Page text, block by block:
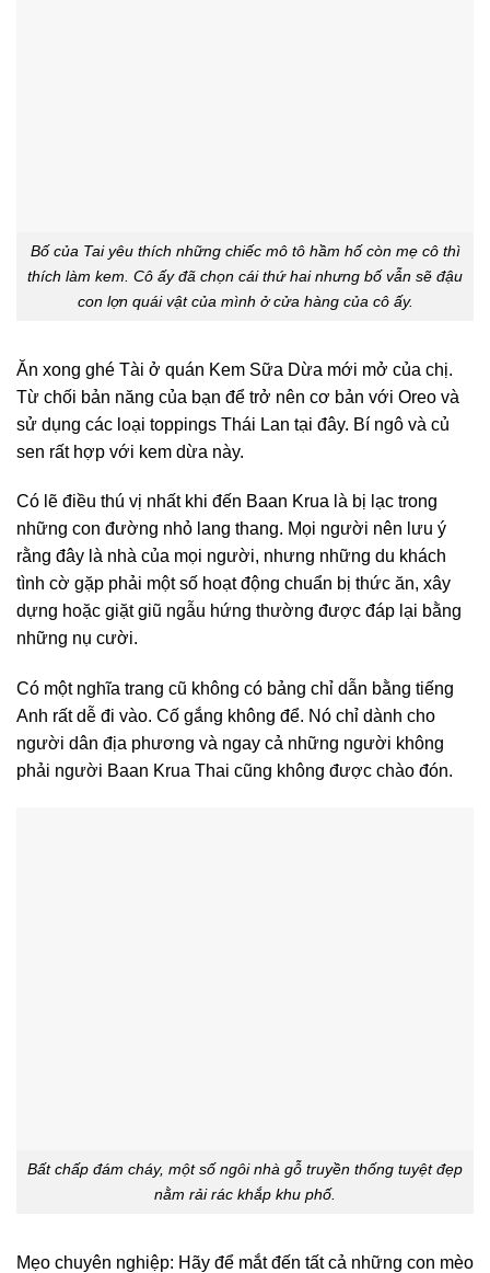
Bố của Tai yêu thích những chiếc mô tô hầm hố còn mẹ cô thì
thích làm kem. Cô ấy đã chọn cái thứ hai nhưng bố vẫn sẽ đậu
con lợn quái vật của mình ở cửa hàng của cô ấy.
Ăn xong ghé Tài ở quán Kem Sữa Dừa mới mở của chị.
Từ chối bản năng của bạn để trở nên cơ bản với Oreo và
sử dụng các loại toppings Thái Lan tại đây. Bí ngô và củ
sen rất hợp với kem dừa này.
Có lẽ điều thú vị nhất khi đến Baan Krua là bị lạc trong
những con đường nhỏ lang thang. Mọi người nên lưu ý
rằng đây là nhà của mọi người, nhưng những du khách
tình cờ gặp phải một số hoạt động chuẩn bị thức ăn, xây
dựng hoặc giặt giũ ngẫu hứng thường được đáp lại bằng
những nụ cười.
Có một nghĩa trang cũ không có bảng chỉ dẫn bằng tiếng
Anh rất dễ đi vào. Cố gắng không để. Nó chỉ dành cho
người dân địa phương và ngay cả những người không
phải người Baan Krua Thai cũng không được chào đón.
Bất chấp đám cháy, một số ngôi nhà gỗ truyền thống tuyệt đẹp
nằm rải rác khắp khu phố.
Mẹo chuyên nghiệp: Hãy để mắt đến tất cả những con mèo